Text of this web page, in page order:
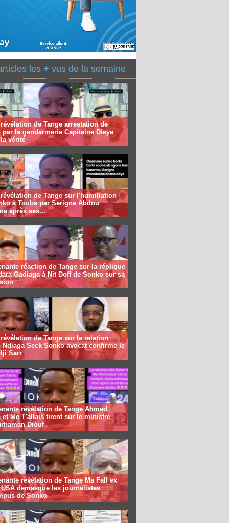
les + vus de la semaine
de Tange arrestation de
par la gendarmerie Capitaine Dieye
vérité
révélation de Tange sur l'humiliation
à Touba par Serigne Abdou
après ses...
réaction de Tange sur la réplique
Gadiaga à Nit Doff de Sonko sur sa
de Tange sur la relation
Ndiaga Seck Sonko avocat confirme le
Sarr
révélation de Tange Ahmed
et Me T'allais tirent sur le ministre
Diouf
révélation de Tange Ma Fall ex
demasque les journalistes
de Sonko